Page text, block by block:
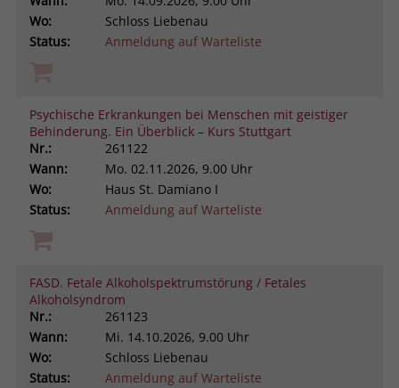
Wo:
Schloss Liebenau
Status:
Anmeldung auf Warteliste
Psychische Erkrankungen bei Menschen mit geistiger
Behinderung. Ein Überblick – Kurs Stuttgart
Nr.:
261122
Wann:
Mo. 02.11.2026, 9.00 Uhr
Wo:
Haus St. Damiano I
Status:
Anmeldung auf Warteliste
FASD. Fetale Alkoholspektrumstörung / Fetales
Alkoholsyndrom
Nr.:
261123
Wann:
Mi. 14.10.2026, 9.00 Uhr
Wo:
Schloss Liebenau
Status:
Anmeldung auf Warteliste